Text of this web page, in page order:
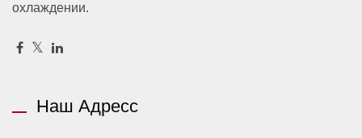
охлаждении.
Наш Адресс